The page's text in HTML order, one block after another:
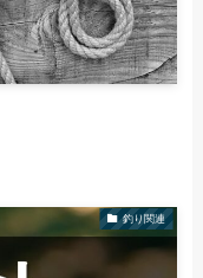
釣り関連